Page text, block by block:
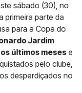
sábado (30), no
primeira parte da
para a Copa do
Jardim
últimos meses e
pelo clube,
desperdiçados no